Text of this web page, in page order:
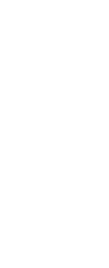
лиц, не
первый